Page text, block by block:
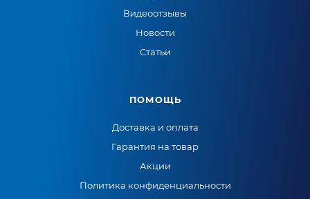
Видеоотзывы
Новости
Статьи
ПОМОЩЬ
Доставка и оплата
Гарантия на товар
Акции
Политика конфиденциальности